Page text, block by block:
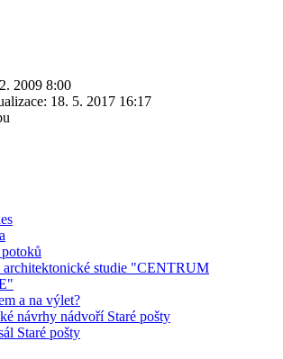
2009 8:00
18. 5. 2017 16:17
architektonické studie "CENTRUM
a na výlet?
návrhy nádvoří Staré pošty
Staré pošty